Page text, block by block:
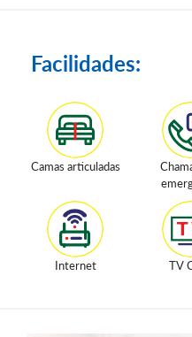
Facilidades:
Camas articuladas
Internet TV